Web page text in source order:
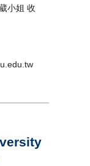
小姐 收